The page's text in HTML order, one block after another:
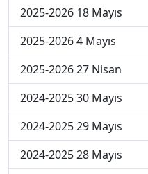
2025-2026 18 Mayıs
2025-2026 4 Mayıs
2025-2026 27 Nisan
2024-2025 30 Mayıs
2024-2025 29 Mayıs
2024-2025 28 Mayıs